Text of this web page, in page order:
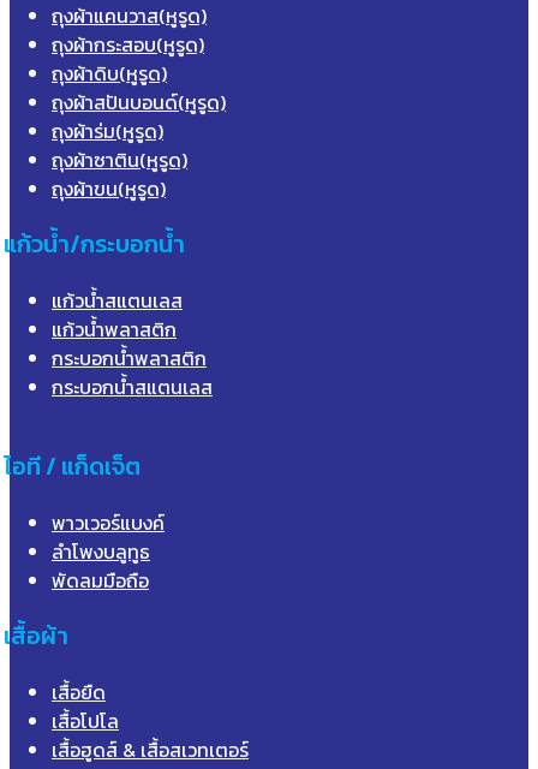
ถุงผ้าแคนวาส(หูรูด)
ถุงผ้ากระสอบ(หูรูด)
ถุงผ้าดิบ(หูรูด)
ถุงผ้าสปันบอนด์(หูรูด)
ถุงผ้าร่ม(หูรูด)
ถุงผ้าซาติน(หูรูด)
ถุงผ้าขน(หูรูด)
แก้วน้ำ/กระบอกน้ำ
แก้วน้ำสแตนเลส
แก้วน้ำพลาสติก
กระบอกน้ำพลาสติก
กระบอกน้ำสแตนเลส
ไอที / แก็ดเจ็ต
พาวเวอร์แบงค์
ลำโพงบลูทูธ
พัดลมมือถือ
เสื้อผ้า
เสื้อยืด
เสื้อโปโล
เสื้อฮูดส์ & เสื้อสเวทเตอร์